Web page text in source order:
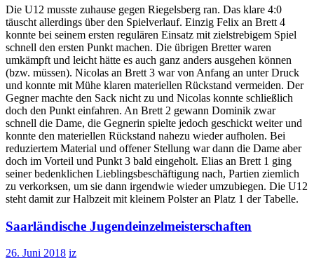
Die U12 musste zuhause gegen Riegelsberg ran. Das klare 4:0
täuscht allerdings über den Spielverlauf. Einzig Felix an Brett 4
konnte bei seinem ersten regulären Einsatz mit zielstrebigem Spiel
schnell den ersten Punkt machen. Die übrigen Bretter waren
umkämpft und leicht hätte es auch ganz anders ausgehen können
(bzw. müssen). Nicolas an Brett 3 war von Anfang an unter Druck
und konnte mit Mühe klaren materiellen Rückstand vermeiden. Der
Gegner machte den Sack nicht zu und Nicolas konnte schließlich
doch den Punkt einfahren. An Brett 2 gewann Dominik zwar
schnell die Dame, die Gegnerin spielte jedoch geschickt weiter und
konnte den materiellen Rückstand nahezu wieder aufholen. Bei
reduziertem Material und offener Stellung war dann die Dame aber
doch im Vorteil und Punkt 3 bald eingeholt. Elias an Brett 1 ging
seiner bedenklichen Lieblingsbeschäftigung nach, Partien ziemlich
zu verkorksen, um sie dann irgendwie wieder umzubiegen. Die U12
steht damit zur Halbzeit mit kleinem Polster an Platz 1 der Tabelle.
Saarländische Jugendeinzelmeisterschaften
26. Juni 2018 iz